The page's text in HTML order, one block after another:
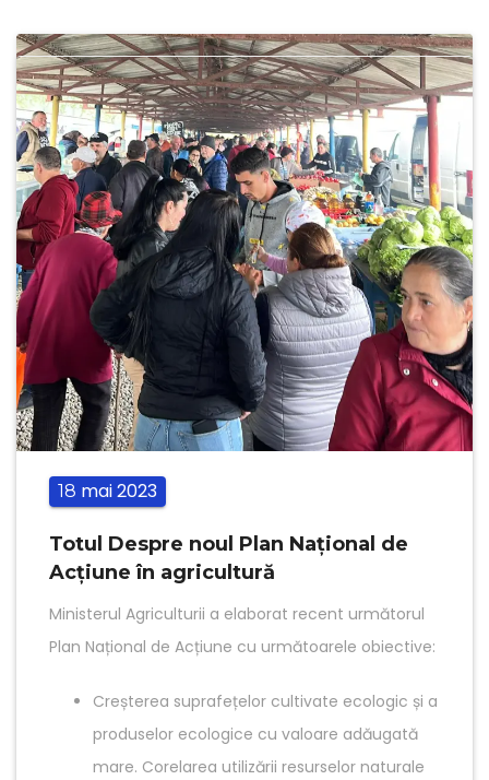
18 mai2023
Totul Despre noul Plan Național de
Acțiune în agricultură
Ministerul Agriculturii a elaborat recent următorul
Plan Național de Acțiune cu următoarele obiective:
Creșterea suprafețelor cultivate ecologic și a
produselor ecologice cu valoare adăugată
mare. Corelarea utilizării resurselor naturale